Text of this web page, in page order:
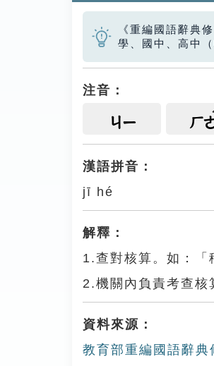
《重編國語辭典
學、國中、高中
注音：
ㄐㄧ ㄏ
漢語拼音：
jī hé
解釋：
1.查對核算。如：「
2.機關內負責考查核
資料來源：
教育部重編國語辭典